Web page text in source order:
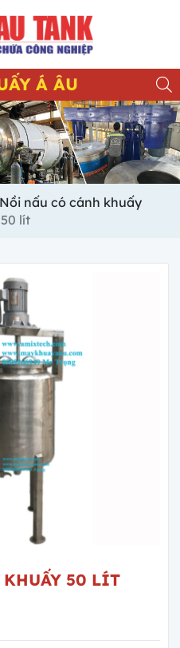
Á ÂU
Nồi nấu có cánh khuấy
lít
KHUẤY 50 LÍT